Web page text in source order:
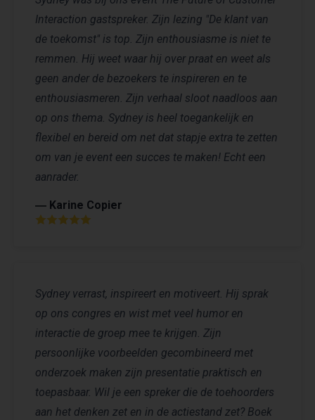
Interaction gastspreker. Zijn lezing "De klant van
de toekomst" is top. Zijn enthousiasme is niet te
remmen. Hij weet waar hij over praat en weet als
geen ander de bezoekers te inspireren en te
enthousiasmeren. Zijn verhaal sloot naadloos aan
op ons thema. Sydney is heel toegankelijk en
flexibel en bereid om net dat stapje extra te zetten
om van je event een succes te maken! Echt een
aanrader.
― Karine Copier
Sydney verrast, inspireert en motiveert. Hij sprak
op ons congres en wist met veel humor en
interactie de groep mee te krijgen. Zijn
persoonlijke voorbeelden gecombineerd met
onderzoek maken zijn presentatie praktisch en
toepasbaar. Wil je een spreker die de toehoorders
aan het denken zet en in de actiestand zet? Boek